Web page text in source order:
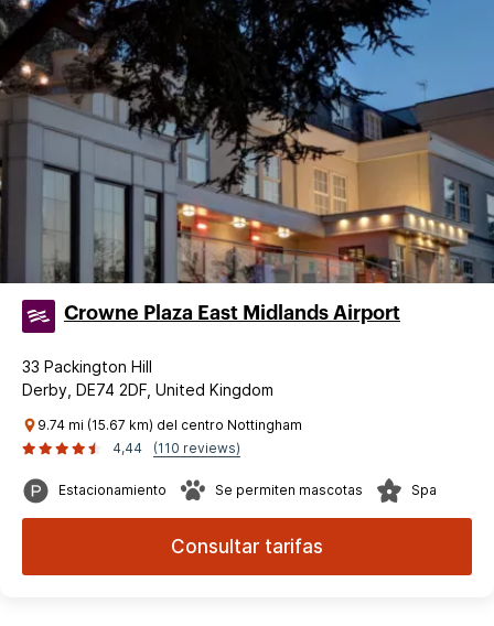
Crowne Plaza East Midlands Airport
33 Packington Hill
Derby, DE74 2DF, United Kingdom
9.74 mi (15.67 km) del centro Nottingham
4,44
(110 reviews)
Estacionamiento Se permiten mascotas Spa
Consultar tarifas